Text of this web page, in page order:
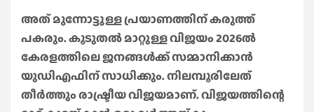
അത് മുന്നോട്ടുള്ള പ്രയാണത്തിന് കരുത്ത്
പകരും. കൂടുതൽ മാറ്റുള്ള വിജയം 2026ൽ
കേരളത്തിലെ ജനങ്ങൾക്ക് സമ്മാനിക്കാൻ
യുഡിഎഫിന് സാധിക്കും. നിലമ്പൂരിലേത്
തീർത്തും രാഷ്ട്രീയ വിജയമാണ്. വിജയത്തിന്റെ